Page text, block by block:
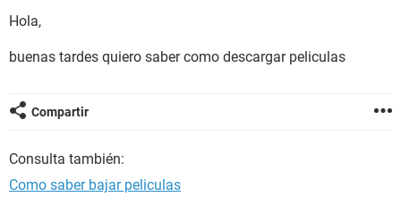
Hola,
buenas tardes quiero saber como descargar peliculas
Compartir
Consulta también:
Como saber bajar peliculas